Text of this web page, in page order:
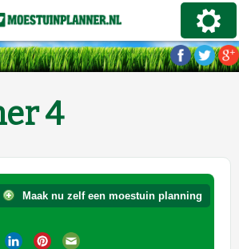
4
Maak nu zelf een moestuin planning